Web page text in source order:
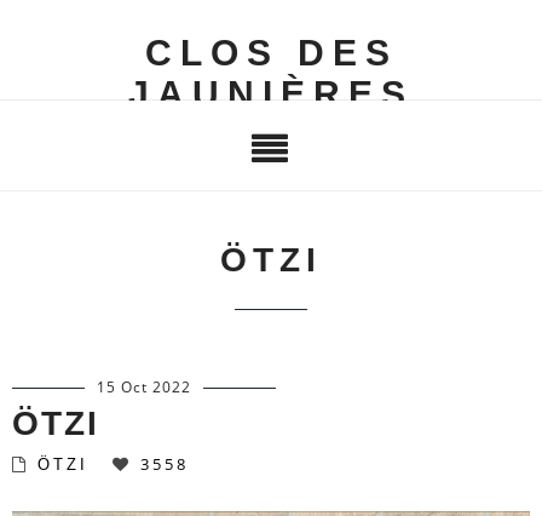
CLOS DES
JAUNIÈRES
ÖTZI
15 Oct 2022
ÖTZI
ÖTZI 3558